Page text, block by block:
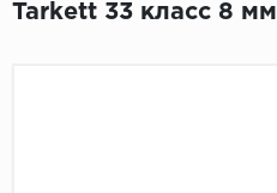
Tarkett 33 класс 8 мм